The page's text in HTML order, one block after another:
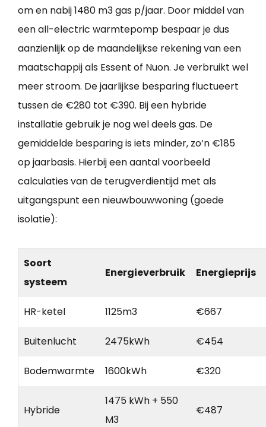
om en nabij 1480 m3 gas p/jaar. Door middel van
een all-electric warmtepomp bespaar je dus
aanzienlijk op de maandelijkse rekening van een
maatschappij als Essent of Nuon. Je verbruikt wel
meer stroom. De jaarlijkse besparing fluctueert
tussen de €280 tot €390. Bij een hybride
installatie gebruik je nog wel deels gas. De
gemiddelde besparing is iets minder, zo’n €185
op jaarbasis. Hierbij een aantal voorbeeld
calculaties van de terugverdientijd met als
uitgangspunt een nieuwbouwwoning (goede
isolatie):
Soort
systeem
Energieverbruik Energieprijs
HR-ketel 1125m3 €667
Buitenlucht 2475kWh €454
Bodemwarmte 1600kWh €320
Hybride
1475 kWh + 550
M3
€487